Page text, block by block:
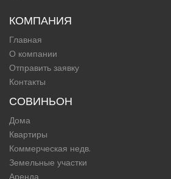
КОМПАНИЯ
Главная
О компании
Отправить заявку
Контакты
СОВИНЬОН
Дома
Квартиры
Коммерческая недв.
Земельные участки
Аренда